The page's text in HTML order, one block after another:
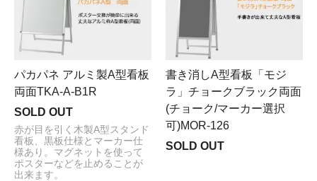
パカパネ アルミ製A型看板
両面TKA-A-B1R
SOLD OUT
赤が目を引く木製A型スタンド
看板、黒板仕様とマーカー仕
様あり。マグネットを使って
ポスターなどを止めることが
出来ます。
書き消しA型看板「モジ
ラ」チョークブラック両面
(チョーク/マーカー選択
可)MOR-126
SOLD OUT